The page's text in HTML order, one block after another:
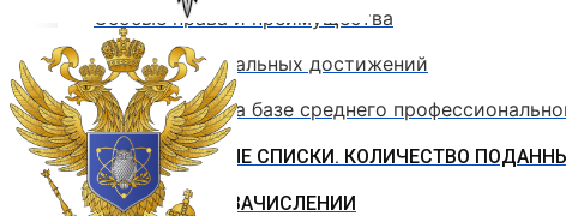
Особые права и преимущества
Учет индивидуальных достижений
Поступление на базе среднего
РЕЙТИНГОВЫЕ СПИСКИ. КОЛИЧЕСТВО
ПРИКАЗЫ О ЗАЧИСЛЕНИИ